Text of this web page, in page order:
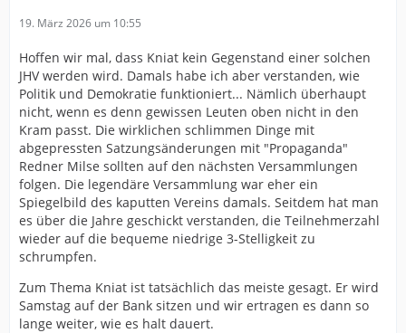
19. März 2026 um 10:55
Hoffen wir mal, dass Kniat kein Gegenstand einer solchen
JHV werden wird. Damals habe ich aber verstanden, wie
Politik und Demokratie funktioniert... Nämlich überhaupt
nicht, wenn es denn gewissen Leuten oben nicht in den
Kram passt. Die wirklichen schlimmen Dinge mit
abgepressten Satzungsänderungen mit "Propaganda"
Redner Milse sollten auf den nächsten Versammlungen
folgen. Die legendäre Versammlung war eher ein
Spiegelbild des kaputten Vereins damals. Seitdem hat man
es über die Jahre geschickt verstanden, die Teilnehmerzahl
wieder auf die bequeme niedrige 3-Stelligkeit zu
schrumpfen.
Zum Thema Kniat ist tatsächlich das meiste gesagt. Er wird
Samstag auf der Bank sitzen und wir ertragen es dann so
lange weiter, wie es halt dauert.